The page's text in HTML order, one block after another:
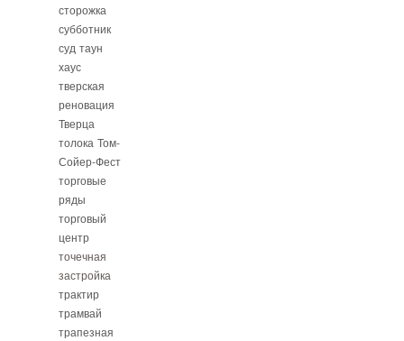
сторожка
субботник
суд таун
хаус
тверская
реновация
Тверца
толока Том-
Сойер-Фест
торговые
ряды
торговый
центр
точечная
застройка
трактир
трамвай
трапезная